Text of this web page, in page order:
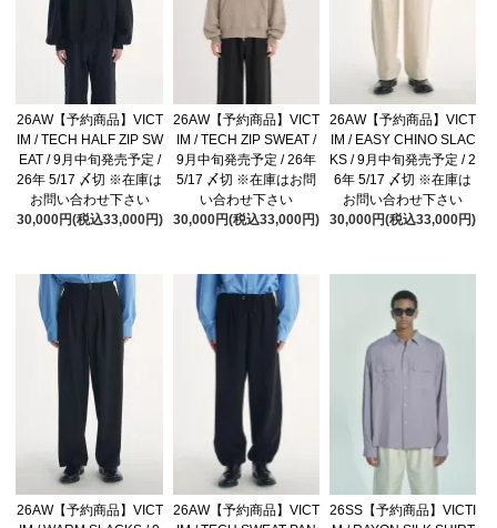
26AW【予約商品】VICT
IM / TECH HALF ZIP SW
EAT / 9月中旬発売予定 /
26年 5/17 〆切 ※在庫は
お問い合わせ下さい
30,000円(税込33,000円)
26AW【予約商品】VICT
IM / TECH ZIP SWEAT /
9月中旬発売予定 / 26年
5/17 〆切 ※在庫はお問
い合わせ下さい
30,000円(税込33,000円)
26AW【予約商品】VICT
IM / EASY CHINO SLAC
KS / 9月中旬発売予定 / 2
6年 5/17 〆切 ※在庫は
お問い合わせ下さい
30,000円(税込33,000円)
26AW【予約商品】VICT
26AW【予約商品】VICT
26SS【予約商品】VICTI